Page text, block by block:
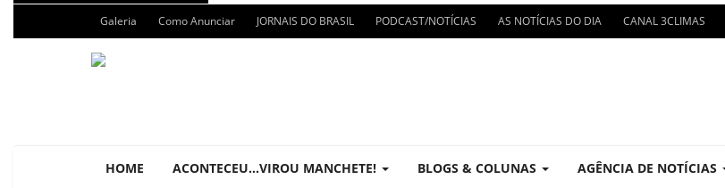
JORNAL DO BRASIL
CNN BRASIL
BLOGS & COLUNAS
Galeria Como Anunciar JORNAIS DO BRASIL PODCAST/NOTÍCIAS AS NOTÍCIAS DO DIA CANAL 3CLIMAS
HOME ACONTECEU...VIROU MANCHETE! BLOGS & COLUNAS AGÊNCIA DE NOTÍCIAS